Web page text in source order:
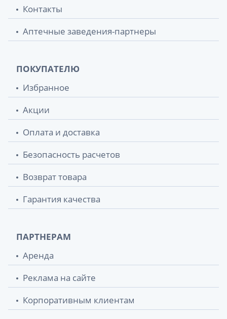
Контакты
Аптечные заведения-партнеры
ПОКУПАТЕЛЮ
Избранное
Акции
Оплата и доставка
Безопасность расчетов
Возврат товара
Гарантия качества
ПАРТНЕРАМ
Аренда
Реклама на сайте
Корпоративным клиентам